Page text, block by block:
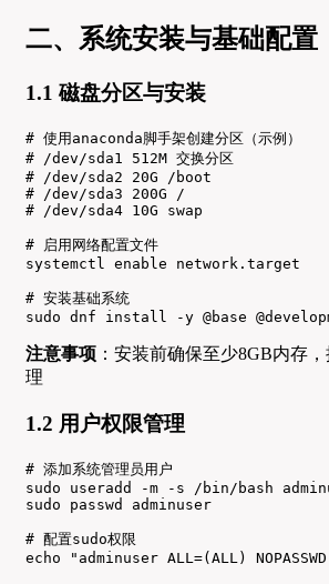
二、系统安装与基础配置
1.1 磁盘分区与安装
# 使用anaconda脚手架创建分区（示例）
# /dev/sda1 512M 交换分区
# /dev/sda2 20G /boot
# /dev/sda3 200G /
# /dev/sda4 10G swap
# 启用网络配置文件
systemctl enable network.target
# 安装基础系统
sudo dnf install -y @base
注意事项 ：安装前确保至少8GB内存
理
1.2 用户权限管理
# 添加系统管理员用户
sudo useradd -m -s /bin/bash
sudo passwd adminuser
# 配置sudo权限
echo "adminuser ALL=(ALL)